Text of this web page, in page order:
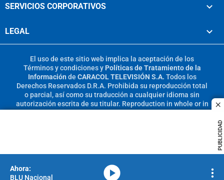
PUBLICIDAD
SERVICIOS CORPORATIVOS
LEGAL
El uso de este sitio web implica la aceptación de los
Términos y condicionesy Políticas de Tratamiento de la
Información de CARACOL TELEVISIÓN S.A. Todos los
Derechos Reservados D.R.A. Prohibida su reproducción total
o parcial, así como su traducción a cualquier idioma sin
autorización escrita de su titular. Reproduction in whole or in
BLU Nacional